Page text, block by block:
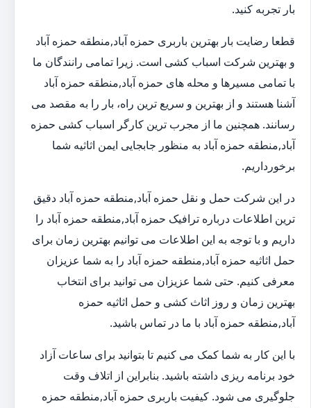
بار تجربه کنید.
قطعا رضایت بار بهترین باربری حمزه آباد,منطقه حمزه آباد
و بهترین شرکت اسباب کشی است. زیرا تمامی رانندگان ما
با تمامی مسیرها و محله های حمزه آباد,منطقه حمزه آباد
آشنا هستند و از بهترین و سریع ترین راه، بار را به مقصد می
رسانند. همچنین ما از مجرب ترین کارگر اسباب کشی حمزه
آباد,منطقه حمزه آباد به منظور جابجایی ایمن اثاثیه شما
برخورداریم.
در این شرکت حمل و نقل حمزه آباد,منطقه حمزه آباد دقیق
ترین اطلاعات درباره ترافیک حمزه آباد,منطقه حمزه آباد را
داریم و با توجه به این اطلاعات می توانیم بهترین زمان برای
حمل اثاثیه حمزه آباد,منطقه حمزه آباد را به شما عزیزان
معرفی کنیم. حتی شما عزیزان می توانید برای انتخاب
بهترین زمان و روز اثاث کشی و حمل اثاثیه حمزه
آباد,منطقه حمزه آباد با ما در تماس باشید.
با این کار به شما کمک می کنیم تا بتوانید برای ساعات آزاد
خود برنامه ریزی داشته باشید. بنابراین از اتلاف وقت
جلوگیری می شود. کیفیت باربری حمزه آباد,منطقه حمزه